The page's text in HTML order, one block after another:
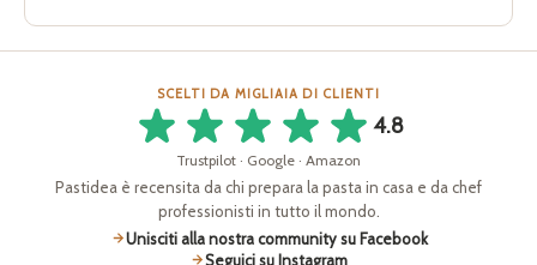
SCELTI DA MIGLIAIA DI CLIENTI
4.8
Trustpilot · Google · Amazon
Pastidea è recensita da chi prepara la pasta in casa e da chef
professionisti in tutto il mondo.
Unisciti alla nostra community su Facebook
Seguici su Instagram